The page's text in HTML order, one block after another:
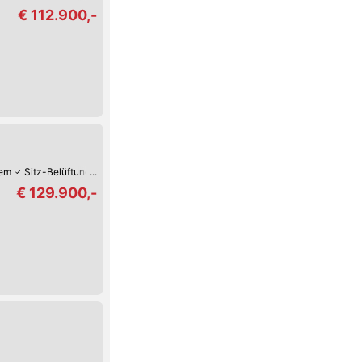
€ 112.900,-
Sitz-Belüftung
€ 129.900,-